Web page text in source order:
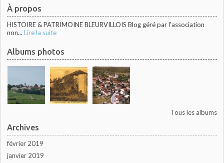
À propos
HISTOIRE & PATRIMOINE BLEURVILLOIS Blog géré par l'association
non... Lire la suite
Albums photos
Tous les albums
Archives
février 2019
janvier 2019